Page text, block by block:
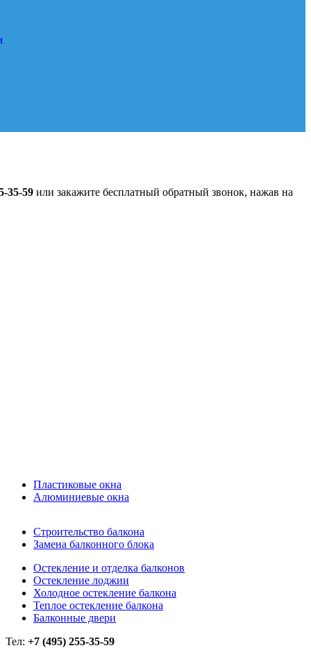
35-59 или закажите бесплатный обратный звонок, нажав на
Пластиковые окна
Алюминиевые окна
Строительство балкона
Замена балконного блока
Остекление и отделка балконов
Остекление лоджии
Холодное остекление балкона
Теплое остекление балкона
Балконные двери
Тел: +7 (495) 255-35-59